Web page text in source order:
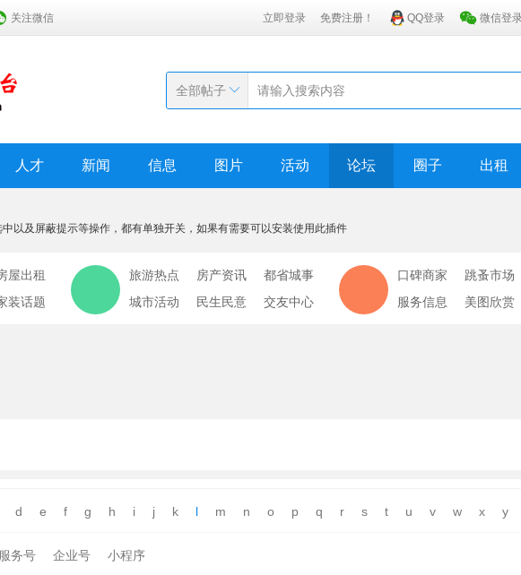
关注微信 立即登录 免费注册！ QQ登录 微信登
全部帖子
人才 新闻 信息 图片 活动 论坛 圈子 出租
以及屏蔽提示等操作，都有单独开关，如果有需要可以安装使用此插件
屋出租
装话题
旅游热点 房产资讯
都省城事
城市活动
民生民意 交友中心
口碑商家 跳蚤市场
服务信息
美图欣赏
d e f g h i j k l m n o p q r s t u v w x y
服务号 企业号 小程序